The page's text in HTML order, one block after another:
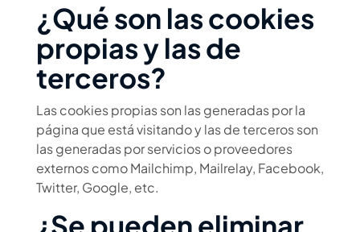
¿Qué son las cookies
propias y las de
terceros?
Las cookies propias son las generadas por la
página que está visitando y las de terceros son
las generadas por servicios o proveedores
externos como Mailchimp, Mailrelay, Facebook,
Twitter, Google, etc.